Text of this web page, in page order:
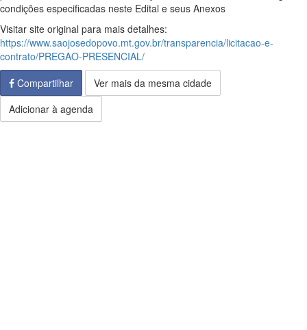
condições especificadas neste Edital e seus Anexos
Visitar site original para mais detalhes:
https://www.saojosedopovo.mt.gov.br/transparencia/licitacao-e-
contrato/PREGAO-PRESENCIAL/
Compartilhar
Ver mais da mesma cidade
Adicionar à agenda